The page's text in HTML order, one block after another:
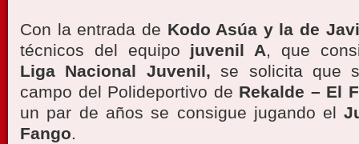
Con la entrada de Kodo Asúa y la de
técnicos del equipo juvenil A, que
Liga Nacional Juvenil, se solicita que
campo del Polideportivo de Rekalde – El
un par de años se consigue jugando el
Fango.